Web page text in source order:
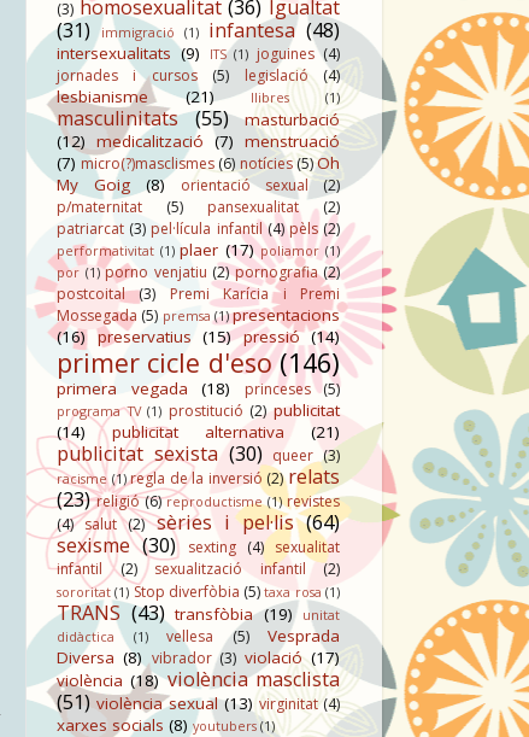
(3) homosexualitat (36) Igualtat
(31)
immigració (1) infantesa (48)
intersexualitats (9) ITS (1) joguines (4)
jornades i cursos
(5) legislació (4)
lesbianisme (21) llibres (1)
masculinitats (55)
masturbació
(12) medicalització (7) menstruació
(7) micro(?)masclismes (6) notícies(5)Oh
My Goig
(8) orientació sexual
(2)
p/maternitat
(5) pansexualitat
(2)
patriarcat (3) pel·lícula infantil (4) pèls (2)
performativitat (1) plaer (17) poliamor (1)
por (1) porno venjatiu (2) pornografia (2)
postcoital
(3)
Premi Karícia i Premi
Mossegada (5) premsa (1) presentacions
(16) preservatius (15) pressió (14)
primer cicle d'eso (146)
primera vegada (18) princeses (5)
programa TV (1) prostitució (2) publicitat
(14)
publicitat alternativa (21)
publicitat sexista (30) queer (3)
racisme (1) regla de la inversió (2) relats
(23) religió (6) reproductisme (1) revistes
(4) salut (2) sèries i pel·lis (64)
sexisme (30) sexting (4) sexualitat
infantil
(2) sexualització infantil (2)
sororitat (1) Stop diverfòbia (5) taxa rosa (1)
TRANS (43) transfòbia (19)
unitat
didàctica
(1) vellesa (5)
Vesprada
Diversa (8) vibrador (3) violació (17)
violència (18) violència masclista
(51) violència sexual (13) virginitat (4)
xarxes socials (8) youtubers (1)